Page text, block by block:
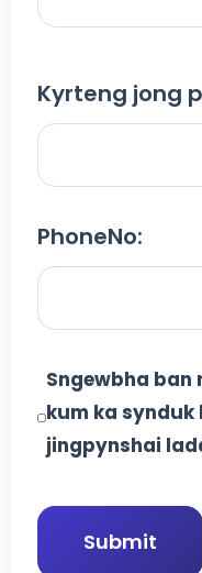
Kyrteng jong
PhoneNo:
Sngewbha
kum ka synduk
jingpynshai
Submit